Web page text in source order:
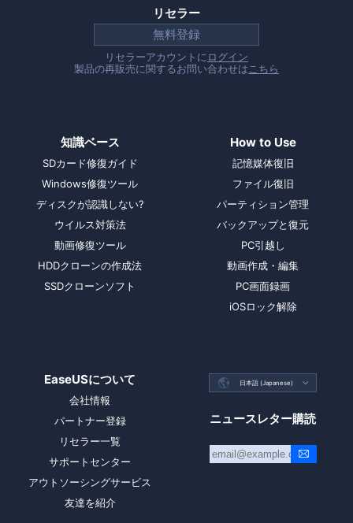
リセラー
無料登録
リセラーアカウントに ログイン
製品の再販売に関するお問い合わせは こちら
知識ベース
SDカード修復ガイド
Windows修復ツール
ディスクが認識しない?
ウイルス対策法
動画修復ツール
HDDクローンの作成法
SSDクローンソフト
How to Use
記憶媒体復旧
ファイル復旧
パーティション管理
バックアップと復元
PC引越し
動画作成・編集
PC画面録画
iOSロック解除
EaseUSについて
会社情報
パートナー登録
リセラー一覧
サポートセンター
アウトソーシングサービス
友達を紹介
 日本語 (Japanese) 
ニュースレター購読